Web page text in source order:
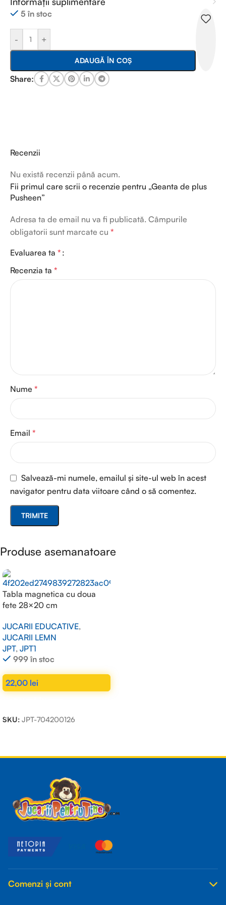
5 în stoc
- +
ADAUGĂ ÎN COȘ
Share:
Recenzii
Nu există recenzii până acum.
Fii primul care scrii o recenzie pentru „Geanta de plus
Pusheen”
Adresa ta de email nu va fi publicată. Câmpurile
obligatorii sunt marcate cu *
Evaluarea ta *
Recenzia ta *
Nume *
Email *
Salvează-mi numele, emailul și site-ul web în acest
navigator pentru data viitoare când o să comentez.
Produse asemanatoare
Tabla magnetica cu doua
fete 28×20 cm
JUCARII EDUCATIVE,
JUCARII LEMN
JPT, JPT1
999 în stoc
22,00 lei
SKU: JPT-704200126
Comenzi și cont